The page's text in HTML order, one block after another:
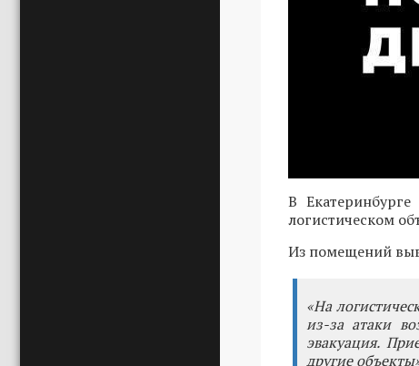
В
логистическом
Из помещений
«На
из-за атаки
эвакуация.
другие